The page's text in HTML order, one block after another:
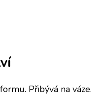
Přibývá na váze.